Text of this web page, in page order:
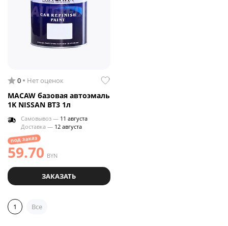
0 Нет оценок
MACAW базовая автоэмаль
1K NISSAN BT3 1л
Самовывоз — 11 августа
Доставка — 12 августа
под заказ
59.70 BYN
ЗАКАЗАТЬ
1 Все